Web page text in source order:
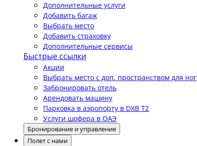
Дополнительные услуги
Добавить багаж
Выбрать место
Добавить страховку
Дополнительные сервисы
Быстрые ссылки
Акции
Выбрать место с доп. пространством для ног
Забронировать отель
Арендовать машину
Парковка в аэропорту в DXB T2
Услуги шофера в ОАЭ
Бронирование и управление
Полет с нами